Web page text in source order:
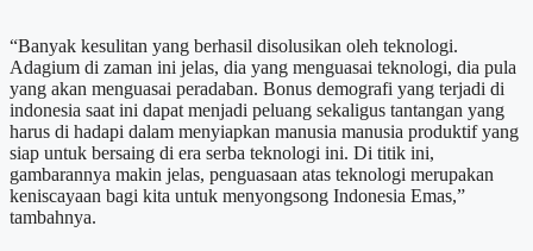
“Banyak kesulitan yang berhasil disolusikan oleh teknologi.
Adagium di zaman ini jelas, dia yang menguasai teknologi, dia pula
yang akan menguasai peradaban. Bonus demografi yang terjadi di
indonesia saat ini dapat menjadi peluang sekaligus tantangan yang
harus di hadapi dalam menyiapkan manusia manusia produktif yang
siap untuk bersaing di era serba teknologi ini. Di titik ini,
gambarannya makin jelas, penguasaan atas teknologi merupakan
keniscayaan bagi kita untuk menyongsong Indonesia Emas,”
tambahnya.